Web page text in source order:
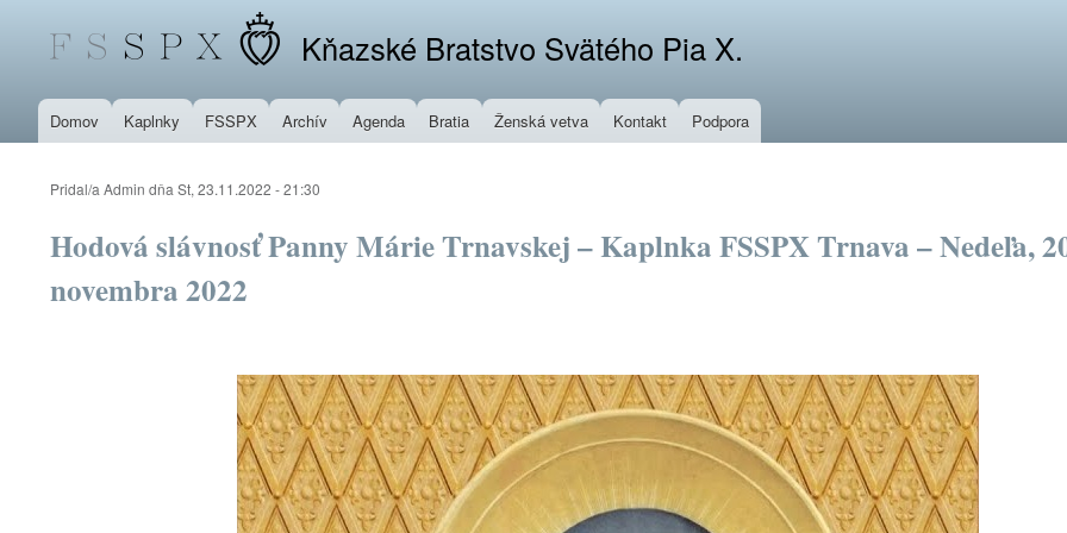
Kňazské Bratstvo Svätého Pia X.
Domov Kaplnky FSSPX Archív Agenda Bratia Ženská vetva Kontakt Podpora
Pridal/a Admin dňa St, 23.11.2022 - 21:30
Hodová slávnosť Panny Márie Trnavskej – Kaplnka FSSPX Trnava – Nedeľa,
novembra 2022